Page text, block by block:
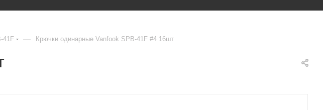
41F — Крючки одинарные Vanfook SPB-41F #4 16шт